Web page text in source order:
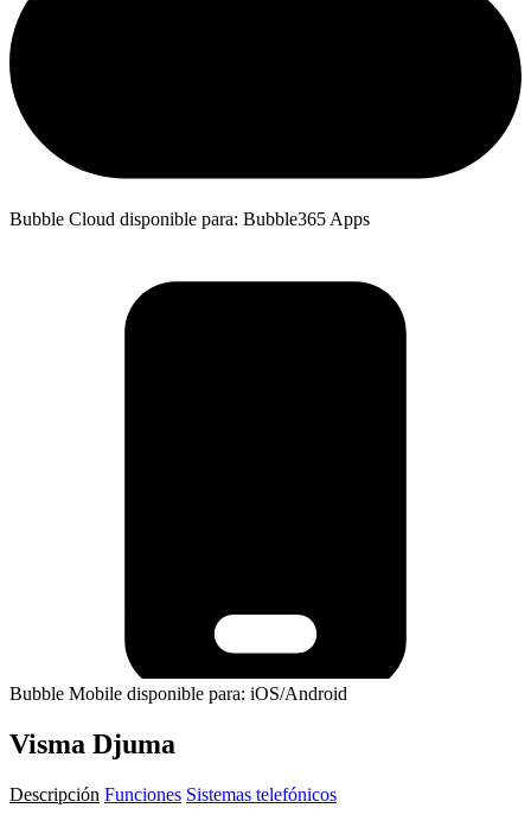
Bubble Cloud disponible para: Bubble365 Apps
Bubble Mobile disponible para: iOS/Android
Visma Djuma
Descripción Funciones Sistemas telefónicos